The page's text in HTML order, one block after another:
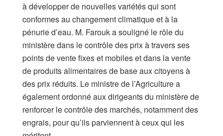
à développer de nouvelles variétés qui sont
conformes au changement climatique et à la
pénurie d’eau. M. Farouk a souligné le rôle du
ministère dans le contrôle des prix à travers ses
points de vente fixes et mobiles et dans la vente
de produits alimentaires de base aux citoyens à
des prix réduits. Le ministre de l’Agriculture a
également ordonné aux dirigeants du ministère de
renforcer le contrôle des marchés, notamment des
engrais, pour qu’ils parviennent à ceux qui les